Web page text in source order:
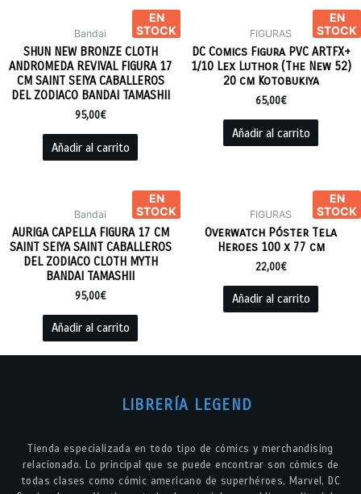
EN
STOCK
Bandai
SHUN NEW BRONZE CLOTH
ANDROMEDA REVIVAL FIGURA 17
CM SAINT SEIYA CABALLEROS
DEL ZODIACO BANDAI TAMASHII
95,00€
Añadir al carrito
EN
STOCK
FIGURAS
DC Comics Figura PVC ARTFX+
1/10 Lex Luthor (The New 52)
20 cm Kotobukiya
65,00€
Añadir al carrito
EN
STOCK
Bandai
AURIGA CAPELLA FIGURA 17 CM
SAINT SEIYA SAINT CABALLEROS
DEL ZODIACO CLOTH MYTH
BANDAI TAMASHII
95,00€
Añadir al carrito
EN
STOCK
FIGURAS
Overwatch Póster Tela
Heroes 100 x 77 cm
22,00€
Añadir al carrito
LIBRERÍA LEGEND
Tienda especializada en todo tipo de cómics y merchandising
relacionado. Lo principal que se puede encontrar son cómics de
todas clases como cómic americano de superhéroes, Marvel, DC